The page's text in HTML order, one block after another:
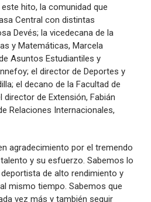
hito, la comunidad que
Central con distintas
Devés; la vicedecana de la
y Matemáticas, Marcela
Asuntos Estudiantiles y
el director de Deportes y
el decano de la Facultad de
director de Extensión, Fabián
Relaciones Internacionales,
agradecimiento por el tremendo
y su esfuerzo. Sabemos lo
de alto rendimiento y
mismo tiempo. Sabemos que
vez más y también seguir